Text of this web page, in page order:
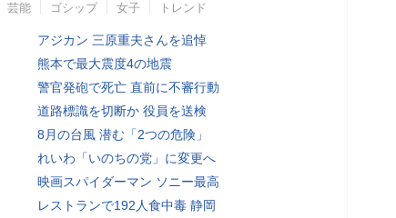
芸能 ゴシップ 女子 トレンド
アジカン 三原重夫さんを追悼
熊本で最大震度4の地震
警官発砲で死亡 直前に不審行動
道路標識を切断か 役員を送検
8月の台風 潜む「2つの危険」
れいわ「いのちの党」に変更へ
映画スパイダーマン ソニー最高
レストランで192人食中毒 静岡